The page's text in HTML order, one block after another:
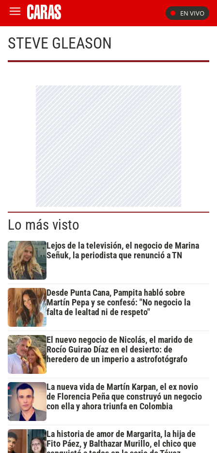
EN VIVO
STEVE GLEASON
Lo más visto
Lejos de la televisión, el negocio de Marina
Señuk, la periodista que renunció a TN
Desde Punta Cana, Pampita habló sobre
Martín Pepa y se confesó: "No negocio la
falta de lealtad ni de respeto"
El nuevo negocio de Nicolás, el marido de
Rocío Guirao Díaz en el desierto: de
heredero de un imperio a astrofotógrafo
La nueva vida de Martín Karpan, el ex novio
de Florencia Peña que construyó un negocio
con ella y ahora triunfa en Colombia
La historia de amor de Margarita, la hija de
Fito Páez, y Balthazar Murillo, el chico que